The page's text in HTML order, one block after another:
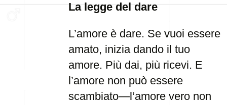
La legge del dare
L’amore è dare. Se vuoi essere
amato, inizia dando il tuo
amore. Più dai, più ricevi. E
l’amore non può essere
scambiato—l’amore vero non